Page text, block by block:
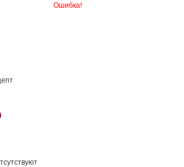
Ошибка!